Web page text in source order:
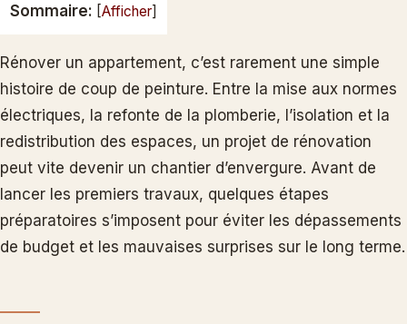
Sommaire: [Afficher]
Rénover un appartement, c’est rarement une simple
histoire de coup de peinture. Entre la mise aux normes
électriques, la refonte de la plomberie, l’isolation et la
redistribution des espaces, un projet de rénovation
peut vite devenir un chantier d’envergure. Avant de
lancer les premiers travaux, quelques étapes
préparatoires s’imposent pour éviter les dépassements
de budget et les mauvaises surprises sur le long terme.